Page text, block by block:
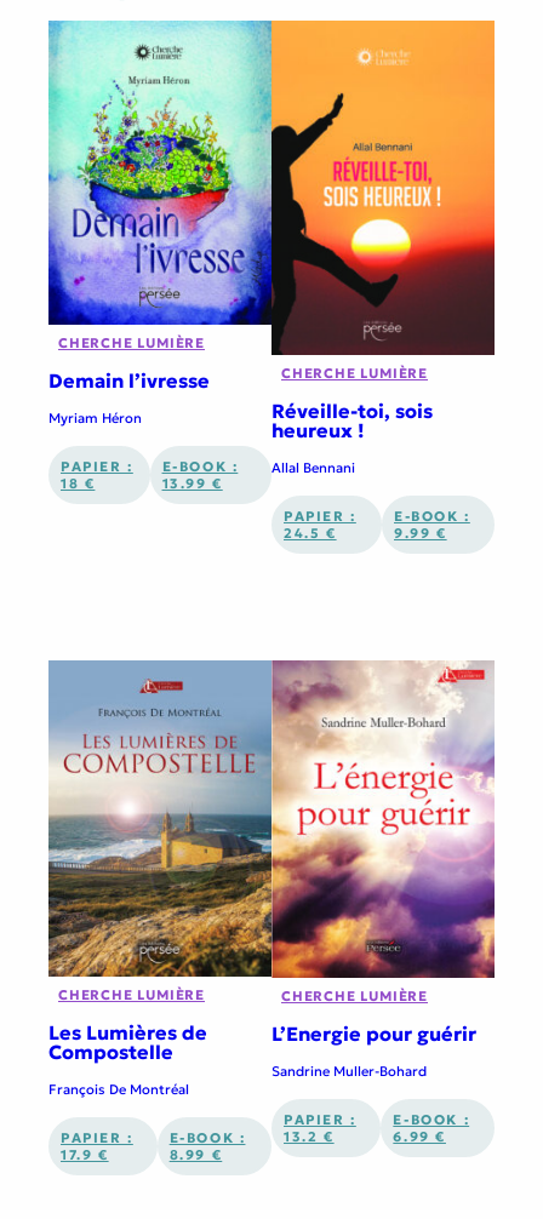
CHERCHE LUMIÈRE
Demain l’ivresse
Myriam Héron
PAPIER :
18 €
E-BOOK :
13.99 €
CHERCHE LUMIÈRE
Réveille-toi, sois
heureux !
Allal Bennani
PAPIER :
24.5 €
E-BOOK :
9.99 €
CHERCHE LUMIÈRE
Les Lumières de
Compostelle
François De Montréal
PAPIER :
17.9 €
E-BOOK :
8.99 €
CHERCHE LUMIÈRE
L’Energie pour guérir
Sandrine Muller-Bohard
PAPIER :
13.2 €
E-BOOK :
6.99 €